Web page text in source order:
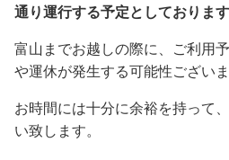
通り運行する予定としております
富山までお越しの際に、ご利用
や運休が発生する可能性ございま
お時間には十分に余裕を持って
い致します。